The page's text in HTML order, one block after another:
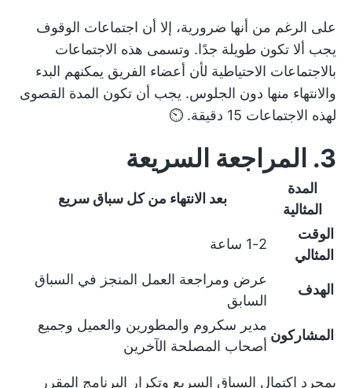
على الرغم من أنها ضرورية، إلا أن اجتماعات الوقوف
يجب ألا تكون طويلة جدًا. وتسمى هذه الاجتماعات
بالاجتماعات الاحتياطية لأن أعضاء الفريق يمكنهم البدء
والانتهاء منها دون الجلوس. يجب أن تكون المدة القصوى
لهذه الاجتماعات 15 دقيقة. ⏲️
3. المراجعة السريعة
المدة
المثالية
بعد الانتهاء من كل سباق سريع
الوقت
المثالي
1-2 ساعة
الهدف
عرض ومراجعة العمل المنجز في السباق
السابق
المشاركون
مدير سكروم والمطورين والعميل وجميع
أصحاب المصلحة الآخرين
بمجرد اكتمال السباق السريع وتكرار البرنامج المقرر